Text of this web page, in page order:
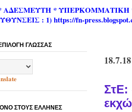
ΑΔΕΣΜΕΥΤΗ * ΥΠΕΡΚΟΜΜΑΤΙΚΗ
: 1) https://fn-
18.7.18
ΣτΕ:
ΓΛΩΣΣΑΣ
ΣΤΟΥΣ ΕΛΛΗΝΕΣ